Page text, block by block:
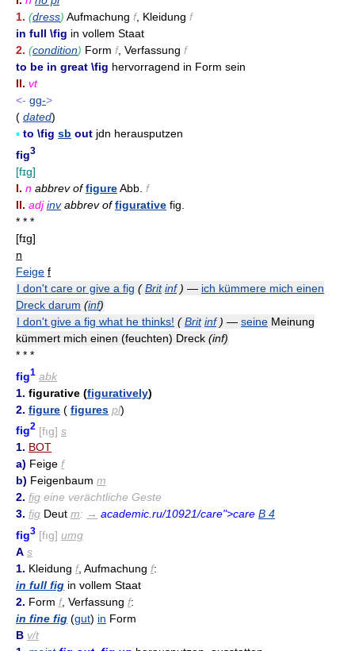
1. (dress) Aufmachung f, Kleidung f
in full \fig in vollem Staat
2. (condition) Form f, Verfassung f
to be in great \fig hervorragend in Form sein
II. vt
<- gg->
( dated)
▪ to \fig sb out jdn herausputzen
fig3
[fɪg]
I. n abbrev of figureAbb. f
II. adj invabbrev of figurative fig.
* * *
[fɪg]
n
Feige f
I don't care or give a fig ( Brit inf ) — ich kümmere mich einen
Dreck darum (inf)
I don't give a fig what he thinks! ( Brit inf ) — seine Meinung
kümmert mich einen (feuchten) Dreck (inf)
* * *
fig1 abk
1. figurative (figuratively)
2. figure ( figures pl)
fig2 [fıɡ] s
1. BOT
a) Feige f
b) Feigenbaum m
2. fig eine verächtliche Geste
3. fig Deut m: → academic.ru/10921/care">care B 4
fig3 [fıɡ] umg
A s
1. Kleidung f, Aufmachung f:
in full fig in vollem Staat
2. Form f, Verfassung f:
in fine fig (gut) in Form
B v/t